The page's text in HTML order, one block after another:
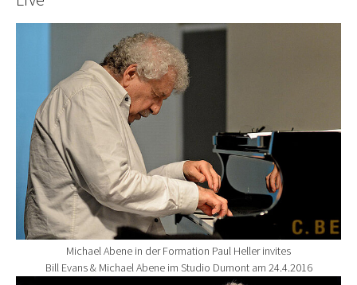
Show larger version for:
Michael Abene in der Formation Paul Heller invites
Bill Evans & Michael Abene im Studio Dumont am 24.4.2016